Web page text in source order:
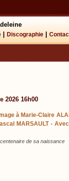
Discographie
2026 16h00
à Marie-Claire
MARSAULT -
de sa naissance